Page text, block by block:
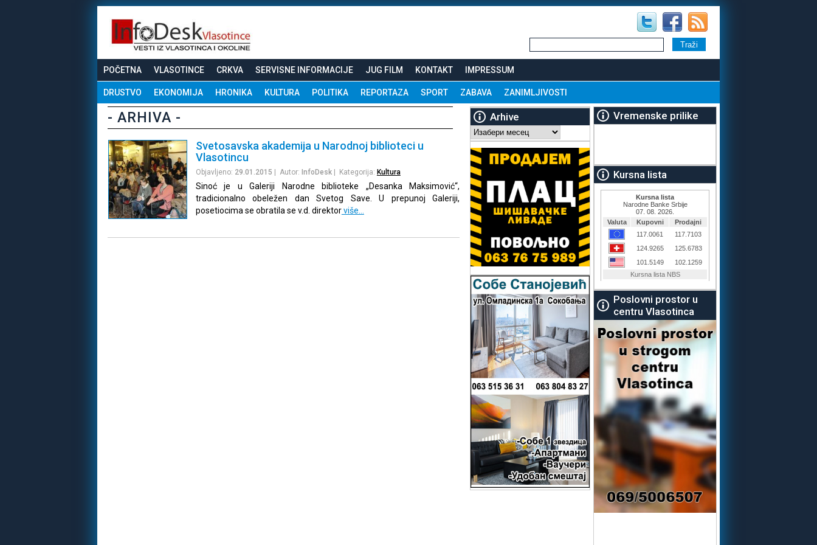
POČETNA VLASOTINCE CRKVA SERVISNE INFORMACIJE JUG FILM KONTAKT IMPRESSUM
DRUSTVO EKONOMIJA HRONIKA KULTURA POLITIKA REPORTAZA SPORT ZABAVA ZANIMLJIVOSTI
- ARHIVA -
Svetosavska akademija u Narodnoj biblioteci u
Vlasotincu
Objavljeno: 29.01.2015 | Autor: InfoDesk| Kategorija: Kultura
Sinoć je u Galeriji Narodne biblioteke „Desanka Maksimović“,
tradicionalno obeležen dan Svetog Save. U prepunoj Galeriji,
posetiocima se obratila se v.d. direktorviše…
Arhive
Arhive
Vremenske prilike
Kursna lista
Poslovni prostor u
centru Vlasotinca